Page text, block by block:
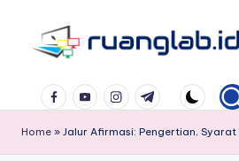
Klik
Banyak
Manfaat
FacebookYouTubeInstagramTelegram
Home » Jalur Afirmasi: Pengertian,